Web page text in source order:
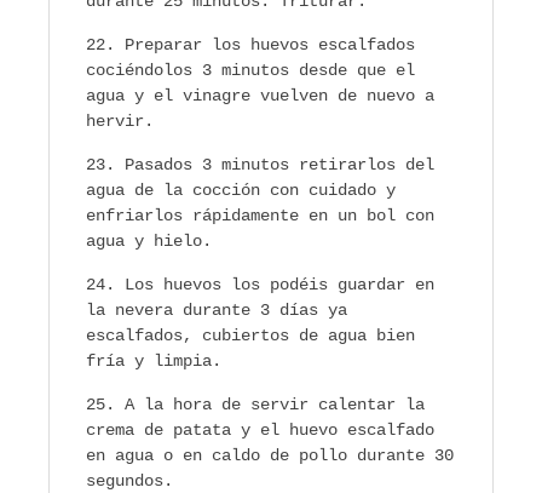
Preparar los huevos escalfados
cociéndolos 3 minutos desde que el
agua y el vinagre vuelven de nuevo a
hervir.
Pasados 3 minutos retirarlos del
agua de la cocción con cuidado y
enfriarlos rápidamente en un bol con
agua y hielo.
Los huevos los podéis guardar en
la nevera durante 3 días ya
escalfados, cubiertos de agua bien
fría y limpia.
A la hora de servir calentar la
crema de patata y el huevo escalfado
en agua o en caldo de pollo durante 30
segundos.